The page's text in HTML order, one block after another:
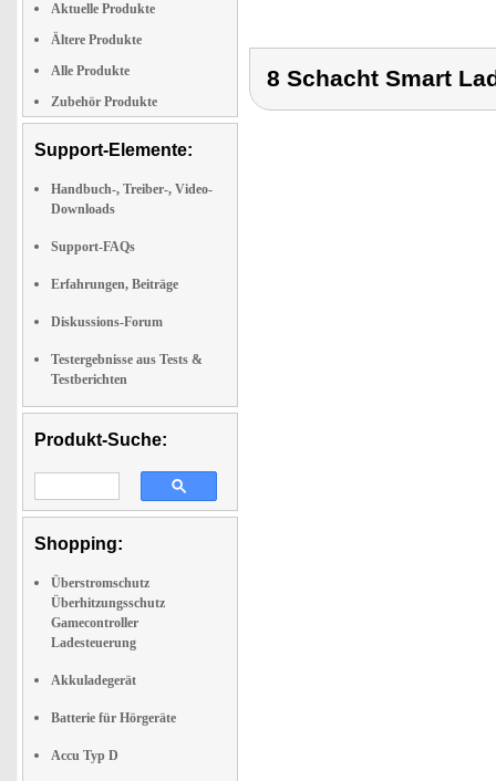
Aktuelle Produkte
Ältere Produkte
Alle Produkte
Zubehör Produkte
Support-Elemente:
Handbuch-, Treiber-, Video-
Downloads
Support-FAQs
Erfahrungen, Beiträge
Diskussions-Forum
Testergebnisse aus Tests &
Testberichten
Produkt-Suche:
Shopping:
Überstromschutz
Überhitzungsschutz
Gamecontroller
Ladesteuerung
Akkuladegerät
Batterie für Hörgeräte
Accu Typ D
8 Schacht Smart